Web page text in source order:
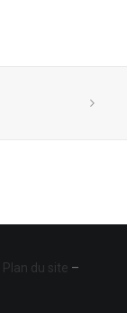
Plan du site –